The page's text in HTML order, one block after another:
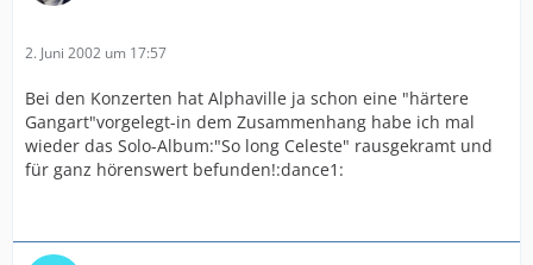
2. Juni 2002 um 17:57
Bei den Konzerten hat Alphaville ja schon eine "härtere
Gangart"vorgelegt-in dem Zusammenhang habe ich mal
wieder das Solo-Album:"So long Celeste" rausgekramt und
für ganz hörenswert befunden!:dance1: